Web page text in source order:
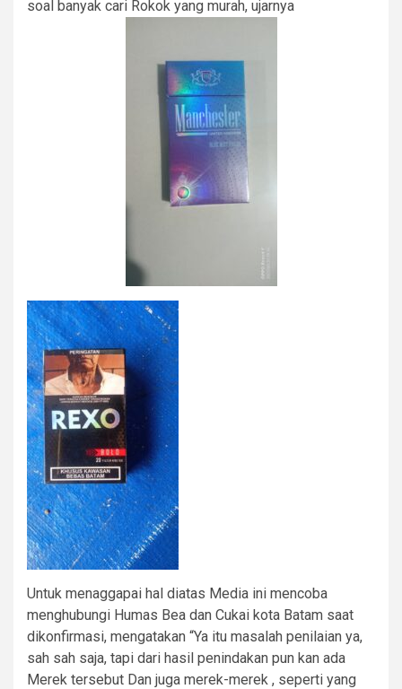
soal banyak cari Rokok yang murah, ujarnya
Untuk menaggapai hal diatas Media ini mencoba
menghubungi Humas Bea dan Cukai kota Batam saat
dikonfirmasi, mengatakan “Ya itu masalah penilaian ya,
sah sah saja, tapi dari hasil penindakan pun kan ada
Merek tersebut Dan juga merek-merek , seperti yang